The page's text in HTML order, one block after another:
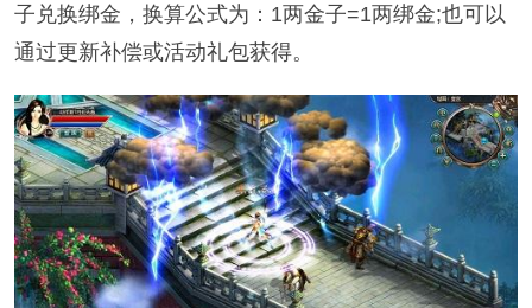
子兑换绑金，换算公式为：1两金子=1两绑金;也可以
通过更新补偿或活动礼包获得。